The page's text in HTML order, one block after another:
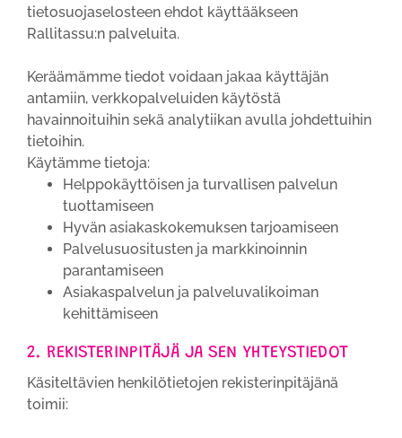
tietosuojaselosteen ehdot käyttääkseen
Rallitassu:n palveluita.
Keräämämme tiedot voidaan jakaa käyttäjän
antamiin, verkkopalveluiden käytöstä
havainnoituihin sekä analytiikan avulla johdettuihin
tietoihin.
Käytämme tietoja:
Helppokäyttöisen ja turvallisen palvelun
tuottamiseen
Hyvän asiakaskokemuksen tarjoamiseen
Palvelusuositusten ja markkinoinnin
parantamiseen
Asiakaspalvelun ja palveluvalikoiman
kehittämiseen
2. REKISTERINPITÄJÄ JA SEN YHTEYSTIEDOT
Käsiteltävien henkilötietojen rekisterinpitäjänä
toimii: